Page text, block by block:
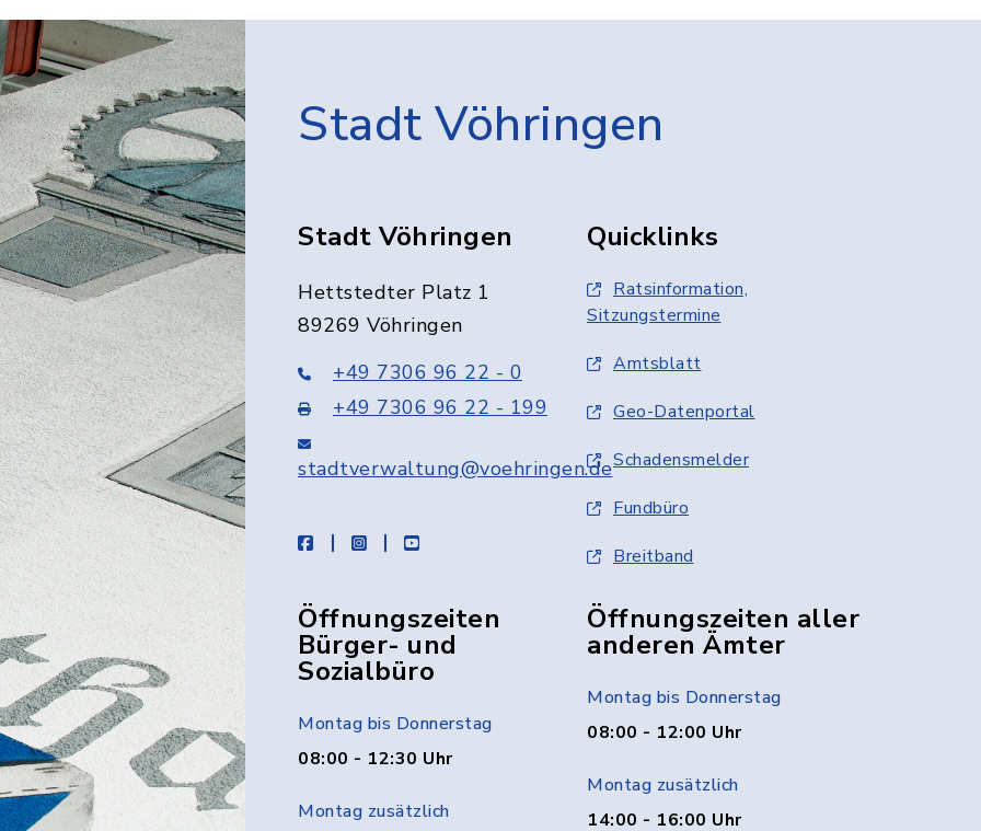
Stadt Vöhringen
Stadt Vöhringen
Hettstedter Platz 1
89269 Vöhringen
+49 7306 96 22 - 0
+49 7306 96 22 - 199
stadtverwaltung@voehringen.de
facebookinstagramyoutube
Quicklinks
Ratsinformation,
Sitzungstermine
Amtsblatt
Geo-Datenportal
Schadensmelder
Fundbüro
Breitband
Öffnungszeiten
Bürger- und
Sozialbüro
Montag bis Donnerstag
08:00 - 12:30 Uhr
Montag zusätzlich
Öffnungszeiten aller
anderen Ämter
Montag bis Donnerstag
08:00 - 12:00 Uhr
Montag zusätzlich
14:00 - 16:00 Uhr